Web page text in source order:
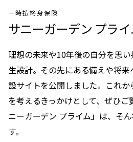
一時払終身保険
サニーガーデン プラ
理想の未来や10年後の自分を思
生設計。その先にある備えや将
設サイトを公開しました。これ
を考えるきっかけとして、ぜひ
ニーガーデン プライム」は、そ
す。